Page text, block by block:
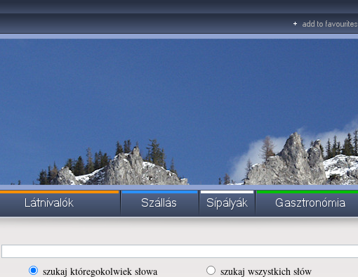
szukaj któregokolwiek słowa szukaj wszystkich słów